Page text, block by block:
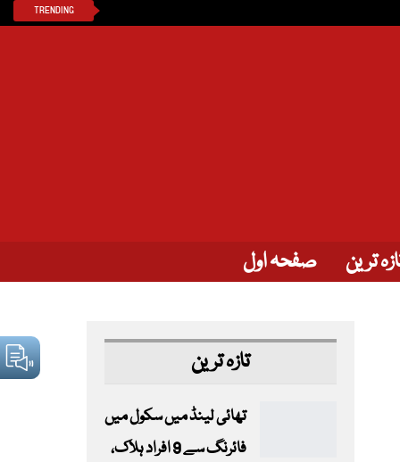
TRENDING
صفحہ اول ترین
تازہ ترین
تھائی لینڈ میں سکول میں
فائرنگ سے 9 افراد ہلاک،